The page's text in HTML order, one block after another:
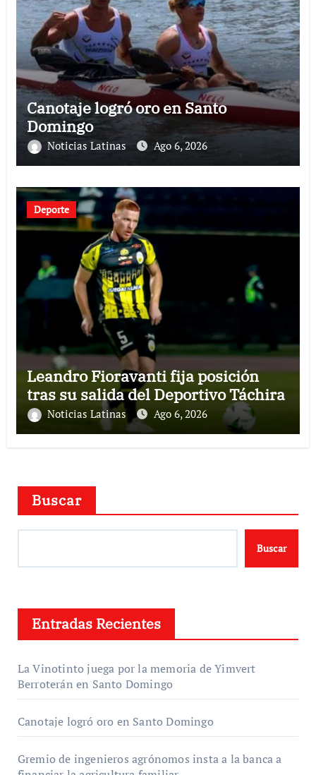
Canotaje logró oro en Santo
Domingo
Noticias Latinas Ago 6, 2026
Deporte
Leandro Fioravanti fija posición
tras su salida del Deportivo Táchira
Noticias Latinas Ago 6, 2026
Buscar
Buscar
Entradas Recientes
La Vinotinto juega por la memoria de Yimvert
Berroterán en Santo Domingo
Canotaje logró oro en Santo Domingo
Gremio de ingenieros agrónomos insta a la banca a